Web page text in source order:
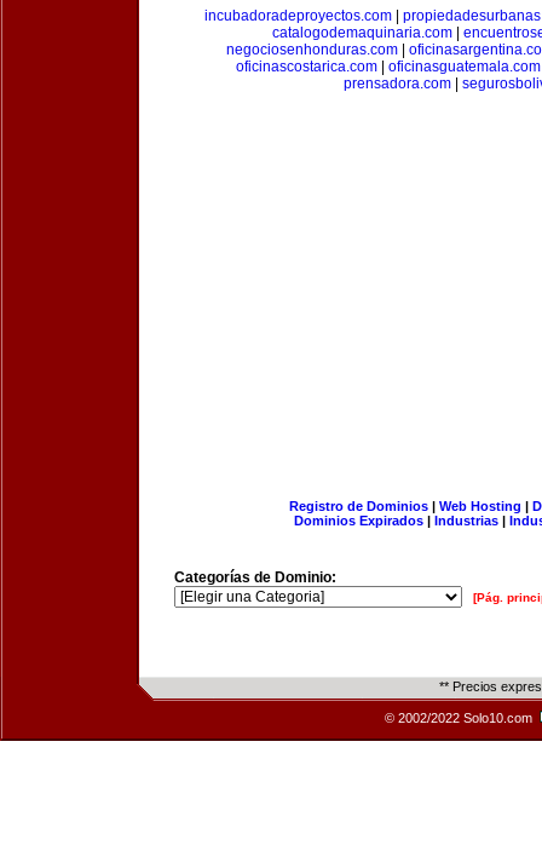
incubadoradeproyectos.com
catalogodemaquinaria.com|
negociosenhonduras.com
oficinascostarica.com
oficinasguatemala.com
prensadora.com
Registro de Dominios| Web Hosting |
Dominios Expirados | Industrias |
Categorías de Dominio:
[Pág.
** Precios
© 2002/2022 Solo10.com